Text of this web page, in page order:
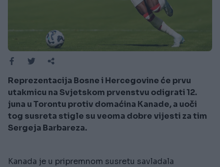
Reprezentacija Bosne i Hercegovine će prvu
utakmicu na Svjetskom prvenstvu odigrati 12.
juna u Torontu protiv domaćina Kanade, a uoči
tog susreta stigle su veoma dobre vijesti za tim
Sergeja Barbareza.
Kanada je u pripremnom susretu savladala